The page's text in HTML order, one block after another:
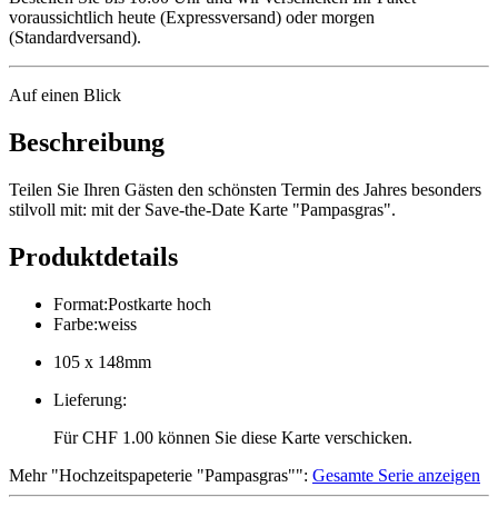
voraussichtlich heute (Expressversand) oder morgen
(Standardversand).
Auf einen Blick
Beschreibung
Teilen Sie Ihren Gästen den schönsten Termin des Jahres besonders
stilvoll mit: mit der Save-the-Date Karte "Pampasgras".
Produktdetails
Format:Postkarte hoch
Farbe:weiss
105 x 148mm
Lieferung:
Für CHF 1.00 können Sie diese Karte verschicken.
Mehr"Hochzeitspapeterie "Pampasgras"": Gesamte Serie anzeigen